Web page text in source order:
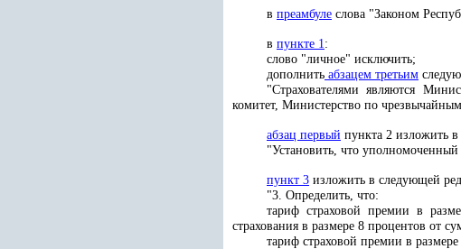
в преамбуле слова "Законом
в пункте 1:
слово "личное" исключить;
дополнить абзацем третьим
"Страхователями являются
комитет, Министерство по
абзац первый пункта 2 изложить
"Установить, что
пункт 3 изложить в следующей
"3. Определить, что:
тариф страховой премии в
страхования в размере 8 процентов от
тариф страховой премии в